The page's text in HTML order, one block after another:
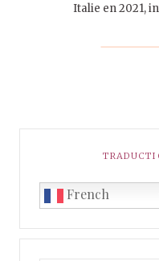
Italie en 2021,
French